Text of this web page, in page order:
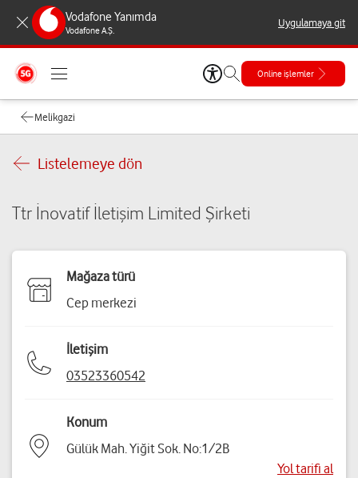
Vodafone Yanımda
Vodafone A.Ş.
Uygulamaya git
Online işlemler
Melikgazi
Listelemeye dön
Ttr İnovatif İletişim Limited Şirketi
Mağaza türü
Cep merkezi
İletişim
03523360542
Konum
Gülük Mah. Yiğit Sok. No:1/2B
Yol tarifi al